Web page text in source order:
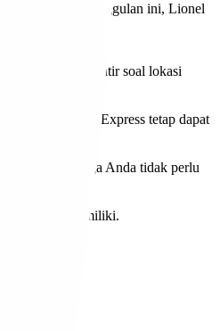
Dengan keunggulan ini, Lionel
tanpa khawatir soal lokasi
Lionel Express tetap dapat
hati, sehingga Anda tidak perlu
yang Anda miliki.